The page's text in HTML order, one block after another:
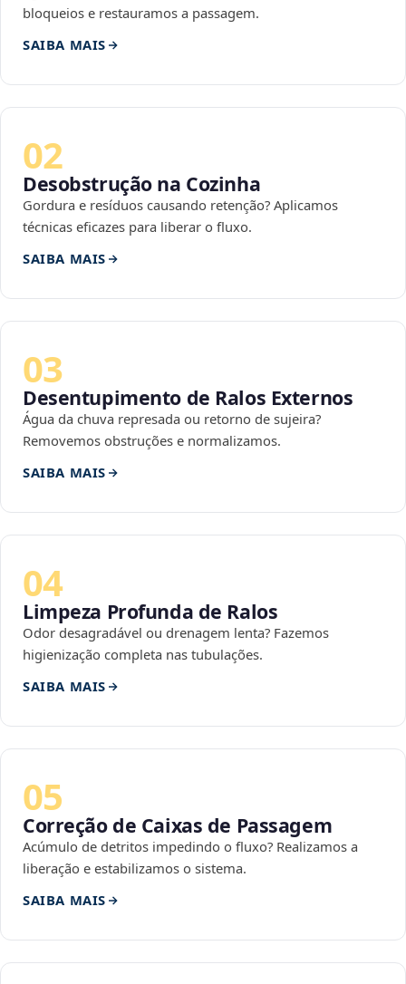
bloqueios e restauramos a passagem.
SAIBA MAIS
02
Desobstrução na Cozinha
Gordura e resíduos causando retenção? Aplicamos
técnicas eficazes para liberar o fluxo.
SAIBA MAIS
03
Desentupimento de Ralos Externos
Água da chuva represada ou retorno de sujeira?
Removemos obstruções e normalizamos.
SAIBA MAIS
04
Limpeza Profunda de Ralos
Odor desagradável ou drenagem lenta? Fazemos
higienização completa nas tubulações.
SAIBA MAIS
05
Correção de Caixas de Passagem
Acúmulo de detritos impedindo o fluxo? Realizamos a
liberação e estabilizamos o sistema.
SAIBA MAIS